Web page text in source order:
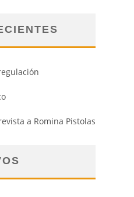
a Romina Pistolas